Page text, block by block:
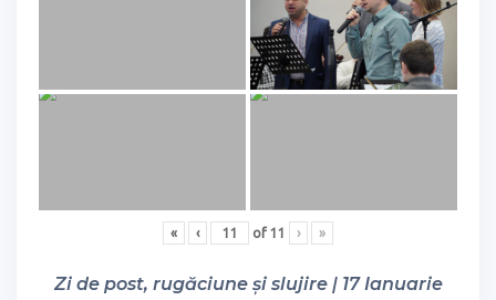
« ‹ of 11 › »
Zi de post, rugăciune și slujire | 17 Ianuarie